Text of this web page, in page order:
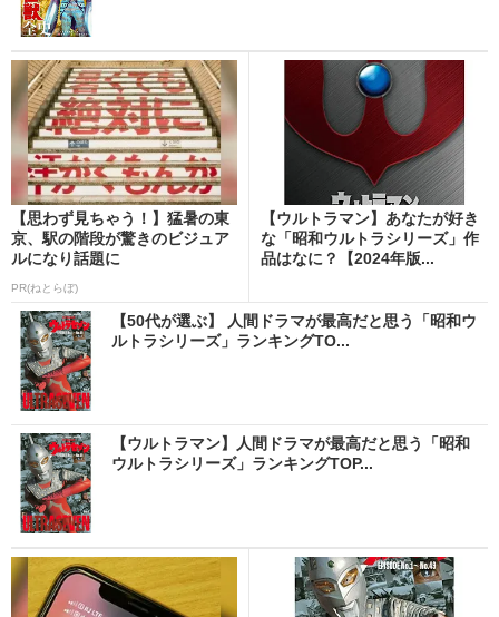
【思わず見ちゃう！】猛暑の東
京、駅の階段が驚きのビジュア
ルになり話題に
PR(ねとらぼ)
【ウルトラマン】あなたが好き
な「昭和ウルトラシリーズ」作
品はなに？【2024年版...
【50代が選ぶ】 人間ドラマが最高だと思う「昭和ウ
ルトラシリーズ」ランキングTO...
【ウルトラマン】人間ドラマが最高だと思う「昭和
ウルトラシリーズ」ランキングTOP...